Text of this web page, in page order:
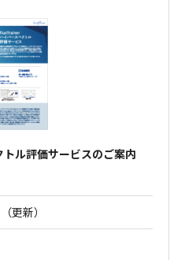
ル評価サービスのご案内
更新）